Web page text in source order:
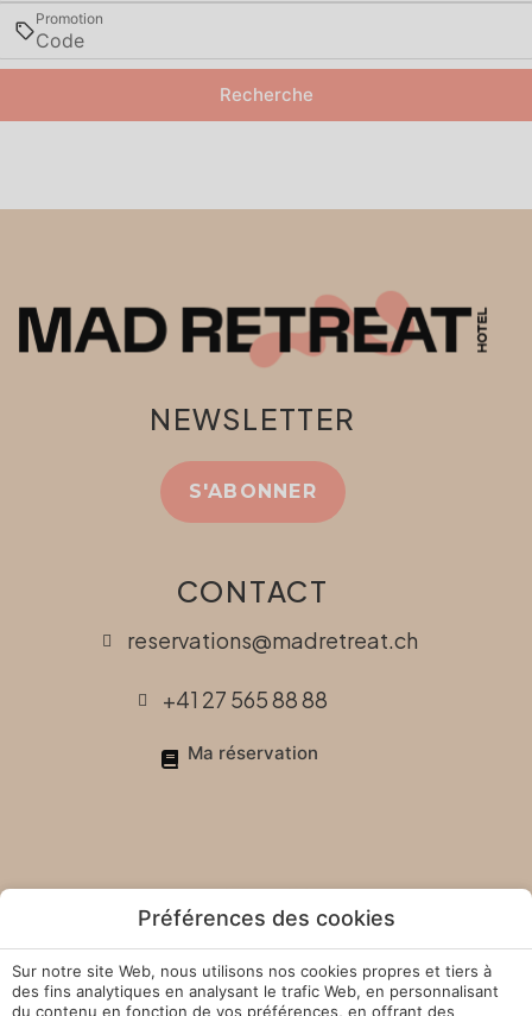
Promotion
Recherche
CONTACT
reservations@madretreat.ch
+41 27 565 88 88
Ma réservation
NEWSLETTER
S'ABONNER
Préférences des cookies
Sur notre site Web, nous utilisons nos cookies propres et tiers à
des fins analytiques en analysant le trafic Web, en personnalisant
du contenu en fonction de vos préférences, en offrant des